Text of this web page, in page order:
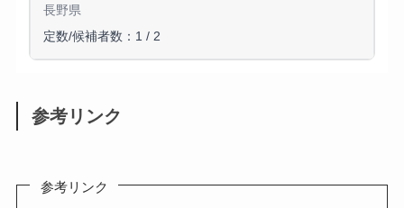
長野県
定数/候補者数：1 / 2
参考リンク
参考リンク